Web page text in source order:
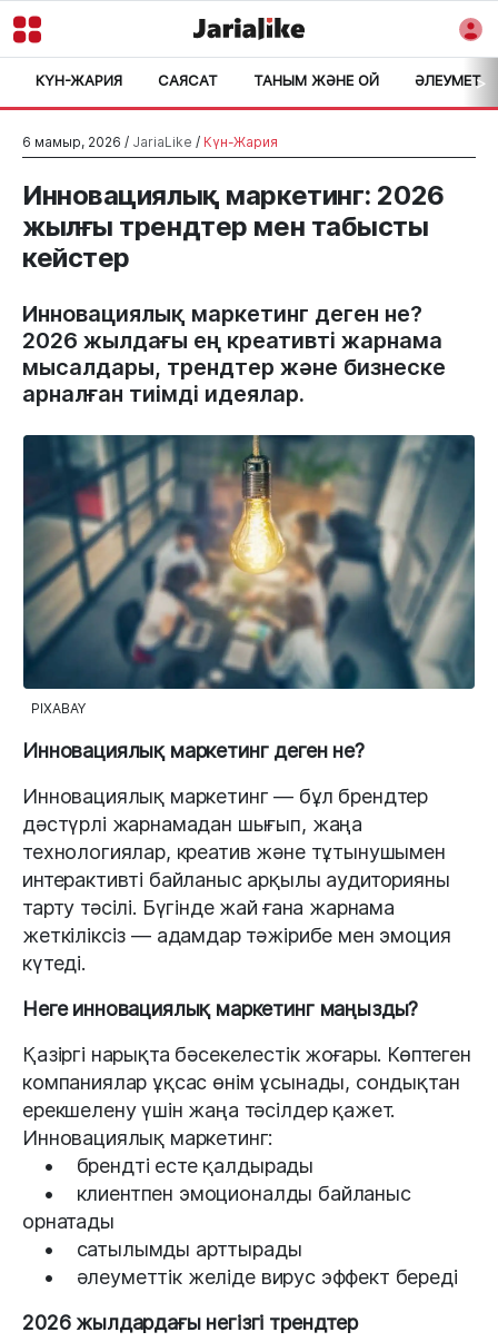
КҮН-ЖАРИЯ САЯСАТ ТАНЫМ ЖӘНЕ ОЙ ӘЛЕУМЕТ>
6 мамыр, 2026 / JariaLike / Күн-Жария
Инновациялық маркетинг: 2026
жылғы трендтер мен табысты
кейстер
Инновациялық маркетинг деген не?
2026 жылдағы ең креативті жарнама
мысалдары, трендтер және бизнеске
арналған тиімді идеялар.
PIXABAY
Инновациялық маркетинг деген не?
Инновациялық маркетинг — бұл брендтер
дәстүрлі жарнамадан шығып, жаңа
технологиялар, креатив және тұтынушымен
интерактивті байланыс арқылы аудиторияны
тарту тәсілі. Бүгінде жай ғана жарнама
жеткіліксіз — адамдар тәжірибе мен эмоция
күтеді.
Неге инновациялық маркетинг маңызды?
Қазіргі нарықта бәсекелестік жоғары. Көптеген
компаниялар ұқсас өнім ұсынады, сондықтан
ерекшелену үшін жаңа тәсілдер қажет.
Инновациялық маркетинг:
• брендті есте қалдырады
• клиентпен эмоционалды байланыс
орнатады
• сатылымды арттырады
• әлеуметтік желіде вирус эффект береді
2026 жылдардағы негізгі трендтер